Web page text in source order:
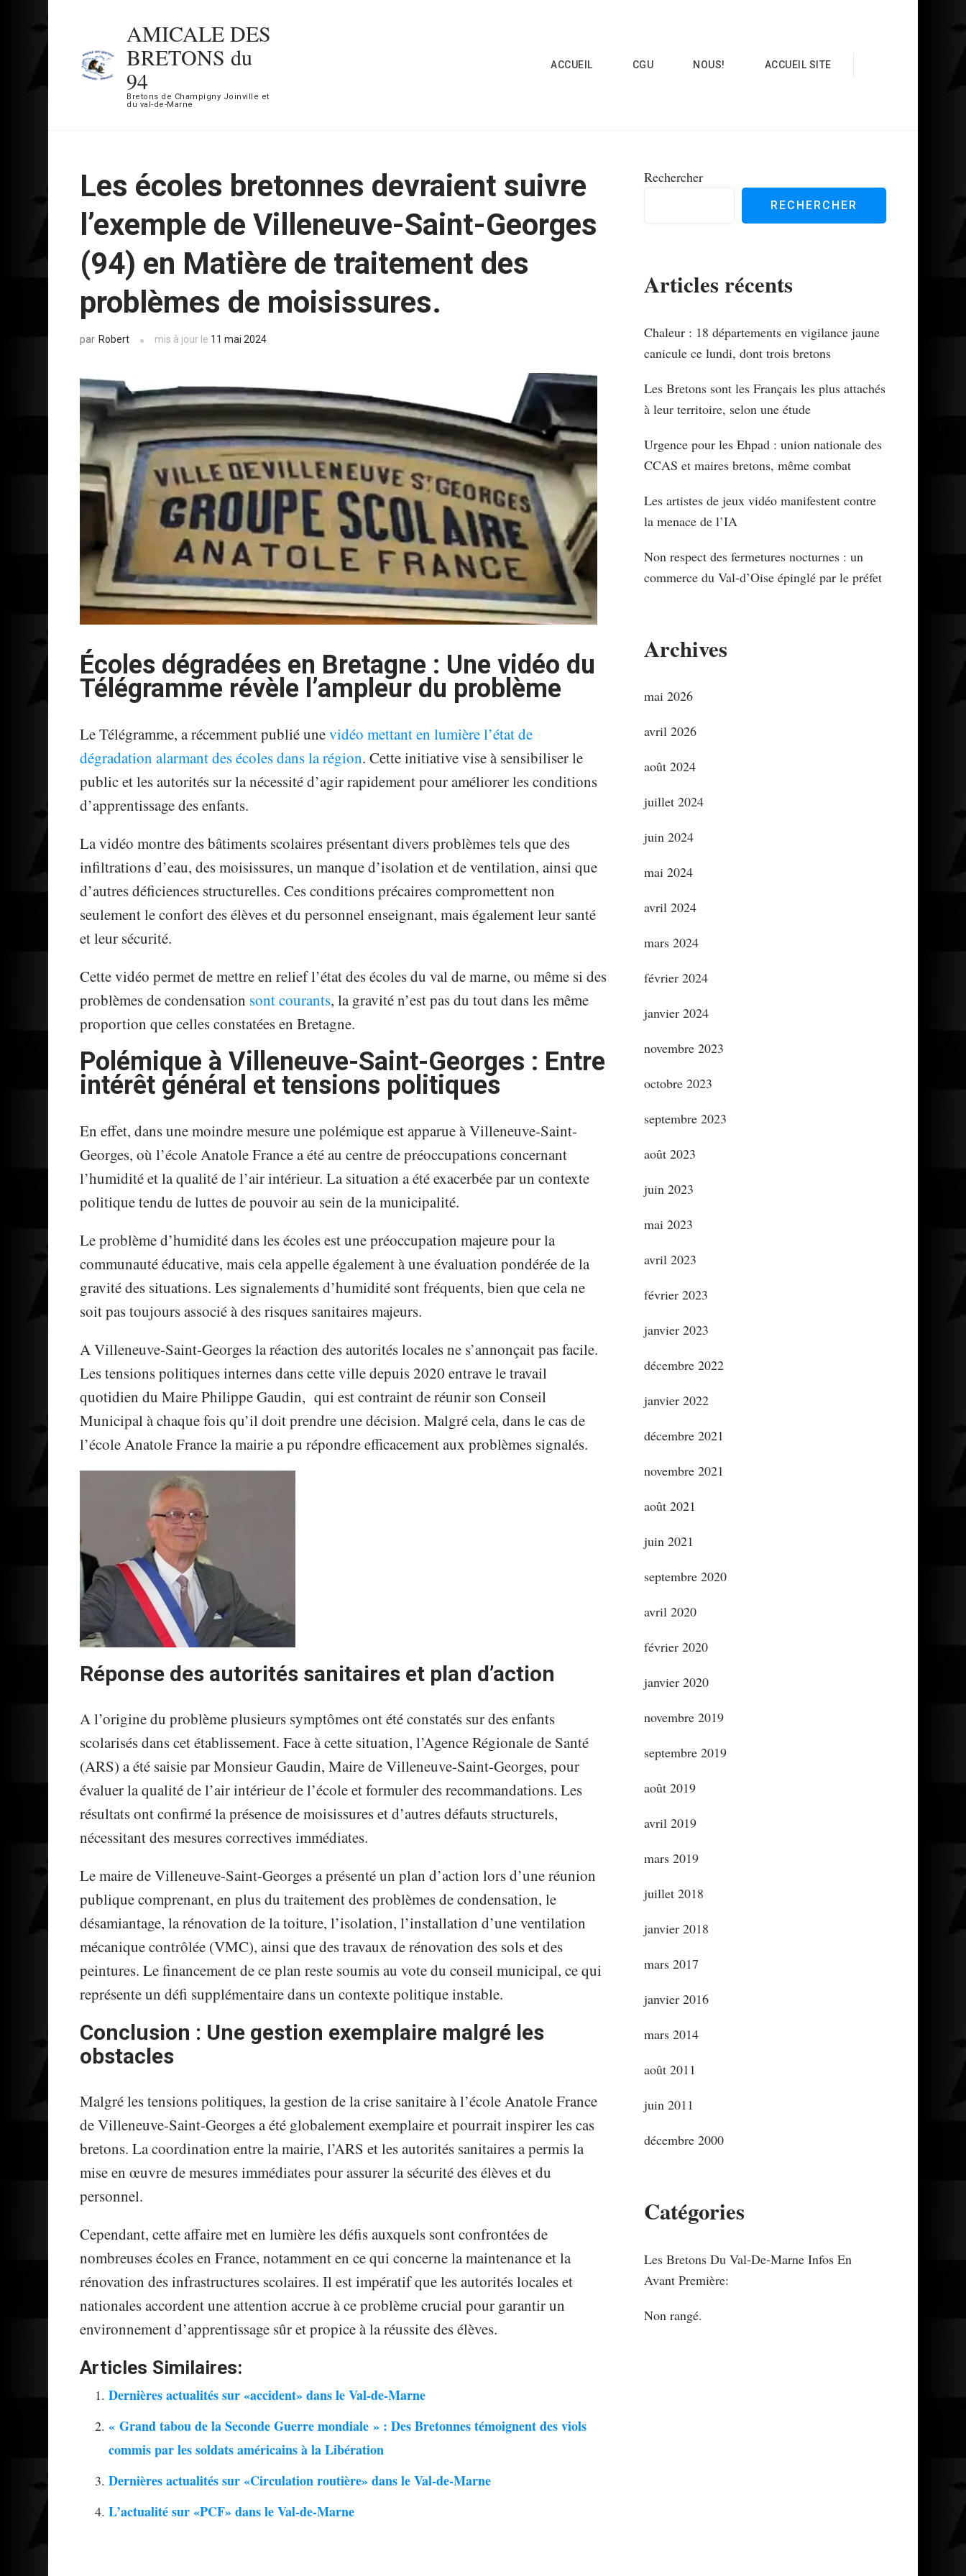
contenu
(Pressez
AMICALE DES
BRETONS du
94
Bretons de Champigny Joinville et
du val-de-Marne
ACCUEIL CGU NOUS! ACCUEIL SITE
Les écoles bretonnes devraient suivre
l’exemple de Villeneuve-Saint-Georges
(94) en Matière de traitement des
problèmes de moisissures.
par Robert mis à jour le 11 mai 2024
Écoles dégradées en Bretagne : Une vidéo du
Télégramme révèle l’ampleur du problème
Le Télégramme, a récemment publié unevidéo mettant en lumière l’état de
dégradation alarmant des écoles dans la région. Cette initiative vise à sensibiliser le
public et les autorités sur la nécessité d’agir rapidement pour améliorer les conditions
d’apprentissage des enfants.
La vidéo montre des bâtiments scolaires présentant divers problèmes tels que des
infiltrations d’eau, des moisissures, un manque d’isolation et de ventilation, ainsi que
d’autres déficiences structurelles. Ces conditions précaires compromettent non
seulement le confort des élèves et du personnel enseignant, mais également leur santé
et leur sécurité.
Cette vidéo permet de mettre en relief l’état des écoles du val de marne, ou même si des
problèmes de condensation sont courants, la gravité n’est pas du tout dans les même
proportion que celles constatées en Bretagne.
Polémique à Villeneuve-Saint-Georges : Entre
intérêt général et tensions politiques
En effet, dans une moindre mesure une polémique est apparue à Villeneuve-Saint-
Georges, où l’école Anatole France a été au centre de préoccupations concernant
l’humidité et la qualité de l’air intérieur. La situation a été exacerbée par un contexte
politique tendu de luttes de pouvoir au sein de la municipalité.
Le problème d’humidité dans les écoles est une préoccupation majeure pour la
communauté éducative, mais cela appelle également à une évaluation pondérée de la
gravité des situations. Les signalements d’humidité sont fréquents, bien que cela ne
soit pas toujours associé à des risques sanitaires majeurs.
A Villeneuve-Saint-Georges la réaction des autorités locales ne s’annonçait pas facile.
Les tensions politiques internes dans cette ville depuis 2020 entrave le travail
quotidien du Maire Philippe Gaudin, qui est contraint de réunir son Conseil
Municipal à chaque fois qu’il doit prendre une décision. Malgré cela, dans le cas de
l’école Anatole France la mairie a pu répondre efficacement aux problèmes signalés.
Réponse des autorités sanitaires et plan d’action
A l’origine du problème plusieurs symptômes ont été constatés sur des enfants
scolarisés dans cet établissement. Face à cette situation, l’Agence Régionale de Santé
(ARS) a été saisie par Monsieur Gaudin, Maire de Villeneuve-Saint-Georges, pour
évaluer la qualité de l’air intérieur de l’école et formuler des recommandations. Les
résultats ont confirmé la présence de moisissures et d’autres défauts structurels,
nécessitant des mesures correctives immédiates.
Le maire de Villeneuve-Saint-Georges a présenté un plan d’action lors d’une réunion
publique comprenant, en plus du traitement des problèmes de condensation, le
désamiantage, la rénovation de la toiture, l’isolation, l’installation d’une ventilation
mécanique contrôlée (VMC), ainsi que des travaux de rénovation des sols et des
peintures. Le financement de ce plan reste soumis au vote du conseil municipal, ce qui
représente un défi supplémentaire dans un contexte politique instable.
Conclusion : Une gestion exemplaire malgré les
obstacles
Malgré les tensions politiques, la gestion de la crise sanitaire à l’école Anatole France
de Villeneuve-Saint-Georges a été globalement exemplaire et pourrait inspirer les cas
bretons. La coordination entre la mairie, l’ARS et les autorités sanitaires a permis la
mise en œuvre de mesures immédiates pour assurer la sécurité des élèves et du
personnel.
Cependant, cette affaire met en lumière les défis auxquels sont confrontées de
nombreuses écoles en France, notamment en ce qui concerne la maintenance et la
rénovation des infrastructures scolaires. Il est impératif que les autorités locales et
nationales accordent une attention accrue à ce problème crucial pour garantir un
environnement d’apprentissage sûr et propice à la réussite des élèves.
Articles Similaires:
Dernières actualités sur «accident» dans le Val-de-Marne
« Grand tabou de la Seconde Guerre mondiale » : Des Bretonnes témoignent des viols
commis par les soldats américains à la Libération
Dernières actualités sur «Circulation routière» dans le Val-de-Marne
L’actualité sur «PCF» dans le Val-de-Marne
Rechercher
RECHERCHER
Articles récents
Chaleur : 18 départements en vigilance jaune
canicule ce lundi, dont trois bretons
Les Bretons sont les Français les plus attachés
à leur territoire, selon une étude
Urgence pour les Ehpad : union nationale des
CCAS et maires bretons, même combat
Les artistes de jeux vidéo manifestent contre
la menace de l’IA
Non respect des fermetures nocturnes : un
commerce du Val-d’Oise épinglé par le préfet
Archives
mai 2026
avril 2026
août 2024
juillet 2024
juin 2024
mai 2024
avril 2024
mars 2024
février 2024
janvier 2024
novembre 2023
octobre 2023
septembre 2023
août 2023
juin 2023
mai 2023
avril 2023
février 2023
janvier 2023
décembre 2022
janvier 2022
décembre 2021
novembre 2021
août 2021
juin 2021
septembre 2020
avril 2020
février 2020
janvier 2020
novembre 2019
septembre 2019
août 2019
avril 2019
mars 2019
juillet 2018
janvier 2018
mars 2017
janvier 2016
mars 2014
août 2011
juin 2011
décembre 2000
Catégories
Les Bretons Du Val-De-Marne Infos En
Avant Première:
Non rangé.